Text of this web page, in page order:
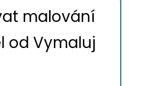
malování
od Vymaluj